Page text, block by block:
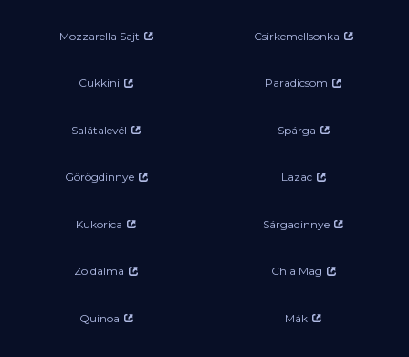
Mozzarella Sajt Csirkemellsonka
Cukkini Paradicsom
Salátalevél Spárga
Görögdinnye Lazac
Kukorica Sárgadinnye
Zöldalma Chia Mag
Quinoa Mák